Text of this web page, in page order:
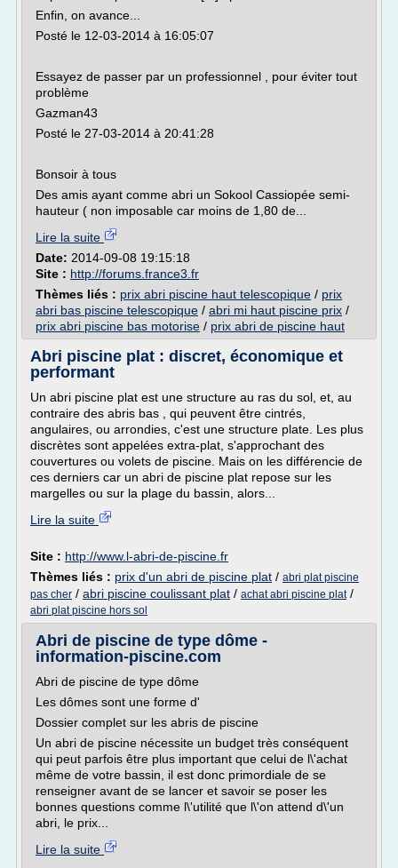
Enfin, on avance...
Posté le 12-03-2014 à 16:05:07
Essayez de passer par un professionnel , pour éviter tout
problème
Gazman43
Posté le 27-03-2014 à 20:41:28
Bonsoir à tous
Des amis ayant comme abri un Sokool Cassiopée semi-
hauteur ( non imposable car moins de 1,80 de...
Lire la suite
Date: 2014-09-08 19:15:18
Site : http://forums.france3.fr
Thèmes liés : prix abri piscine haut telescopique / prix
abri bas piscine telescopique / abri mi haut piscine prix /
prix abri piscine bas motorise / prix abri de piscine haut
Abri piscine plat : discret, économique et
performant
Un abri piscine plat est une structure au ras du sol, et, au
contraire des abris bas , qui peuvent être cintrés,
angulaires, ou arrondies, c'est une structure plate. Les plus
discrètes sont appelées extra-plat, s'approchant des
couvertures ou volets de piscine. Mais on les différencie de
ces derniers car un abri de piscine plat repose sur les
margelles ou sur la plage du bassin, alors...
Lire la suite
Site : http://www.l-abri-de-piscine.fr
Thèmes liés : prix d'un abri de piscine plat / abri plat piscine
pas cher / abri piscine coulissant plat / achat abri piscine plat/
abri plat piscine hors sol
Abri de piscine de type dôme -
information-piscine.com
Abri de piscine de type dôme
Les dômes sont une forme d'
Dossier complet sur les abris de piscine
Un abri de piscine nécessite un budget très conséquent
qui peut parfois être plus important que celui de l\'achat
même de votre bassin, il est donc primordiale de se
renseigner avant de se lancer et savoir se poser les
bonnes questions comme l\'utilité que l\'on attend d\'un
abri, le prix...
Lire la suite